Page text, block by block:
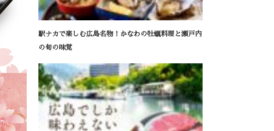
駅ナカで楽しむ広島名物！かなわの牡蠣料理と瀬戸内
の旬の味覚